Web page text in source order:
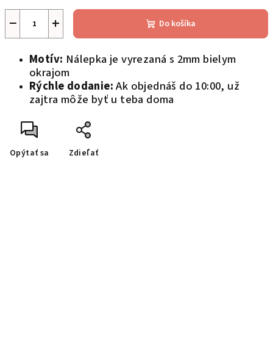
+
− Do košíka
Motív: Nálepka je vyrezaná s 2mm bielym
okrajom
Rýchle dodanie:Ak objednáš do 10:00, už
zajtra môže byť u teba doma
Opýtať sa Zdieľať